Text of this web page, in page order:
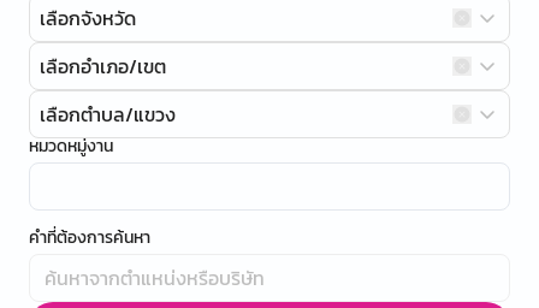
เลือกจังหวัด
เลือกอำเภอ/เขต
เลือกตำบล/แขวง
หมวดหมู่งาน
คำที่ต้องการค้นหา